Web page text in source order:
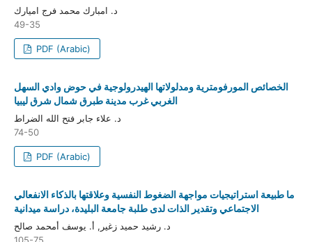
د. امبارك محمد فرج اميارك
49-35
PDF (Arabic)
الخصائص المورفومترية ومدلولاتها الهيدرولوجية في حوض وادي السهل
الغربي غرب مدينة طبرق شمال شرق ليبيا
د. علاء جابر فتح الله الضراط
74-50
PDF (Arabic)
ما طبيعة استراتيجيات مواجهة الضغوط النفسية وعلاقتها بالذكاء الانفعالي
الاجتماعي وتقدير الذات لدى طلبة جامعة البليدة، دراسة ميدانية
د. رشيد حميد زغير, أ. يوسف أمحمد صالح